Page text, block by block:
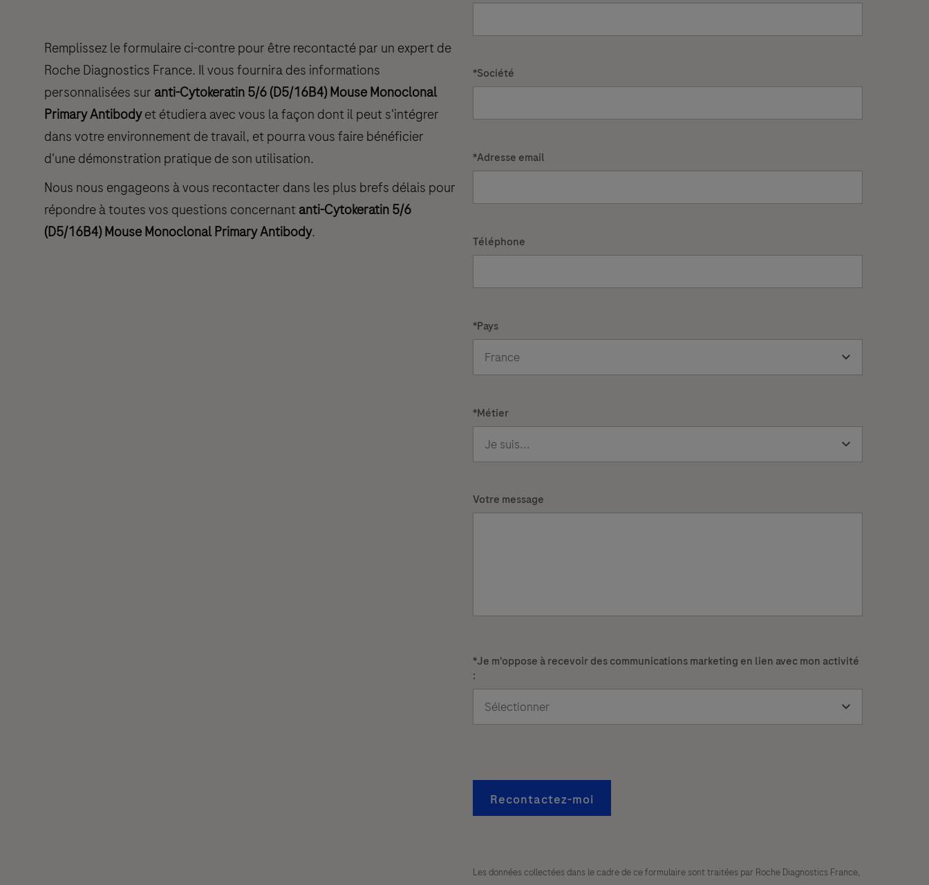
Remplissez le formulaire ci-contre pour être recontacté par un expert de
Roche Diagnostics France. Il vous fournira des informations
personnalisées sur anti-Cytokeratin 5/6 (D5/16B4) Mouse Monoclonal
Primary Antibodyet étudiera avec vous la façon dont il peut s'intégrer
dans votre environnement de travail, et pourra vous faire bénéficier
d'une démonstration pratique de son utilisation.
Nous nous engageons à vous recontacter dans les plus brefs délais pour
répondre à toutes vos questions concernantanti-Cytokeratin 5/6
(D5/16B4) Mouse Monoclonal Primary Antibody.
*Société
*Adresse email
Téléphone
*Pays
*Métier
Votre message
*Je m'oppose à recevoir des communications marketing en lien avec mon activité
:
Recontactez-moi
Les données collectées dans le cadre de ce formulaire sont traitées par Roche Diagnostics France,